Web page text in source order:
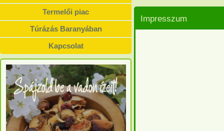
Termelői piac
Túrázás Baranyában
Kapcsolat
Impresszum